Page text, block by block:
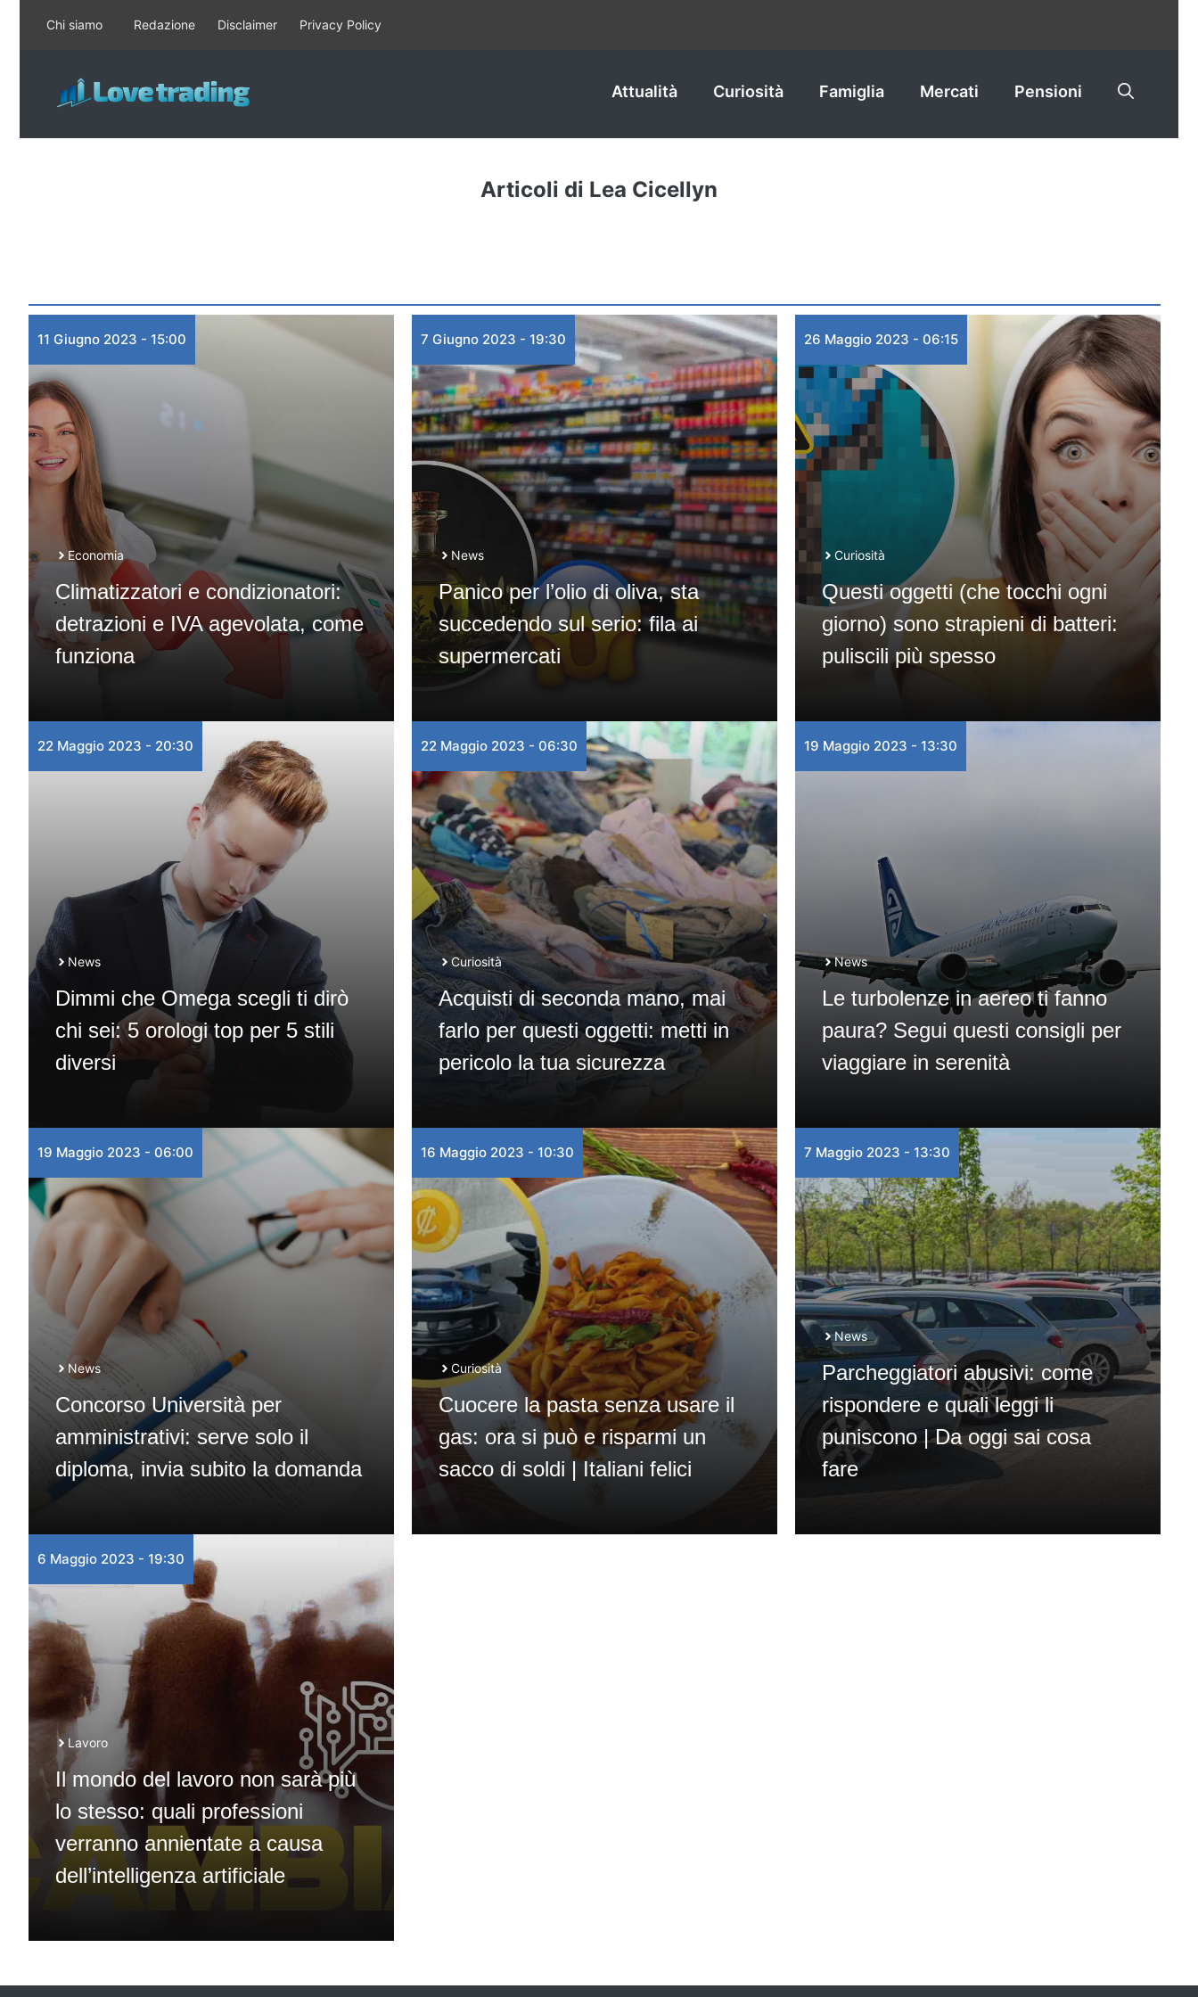
contenuto
Chi siamo Redazione Disclaimer Privacy Policy
Attualità Curiosità Famiglia Mercati Pensioni
Articoli di Lea Cicellyn
11 Giugno 2023 - 15:00
Economia
Climatizzatori e condizionatori:
detrazioni e IVA agevolata, come
funziona
7 Giugno 2023 - 19:30
News
Panico per l’olio di oliva, sta
succedendo sul serio: fila ai
supermercati
26 Maggio 2023 - 06:15
Curiosità
Questi oggetti (che tocchi ogni
giorno) sono strapieni di batteri:
puliscili più spesso
22 Maggio 2023 - 20:30
News
Dimmi che Omega scegli ti dirò
chi sei: 5 orologi top per 5 stili
diversi
22 Maggio 2023 - 06:30
Curiosità
Acquisti di seconda mano, mai
farlo per questi oggetti: metti in
pericolo la tua sicurezza
19 Maggio 2023 - 13:30
News
Le turbolenze in aereo ti fanno
paura? Segui questi consigli per
viaggiare in serenità
19 Maggio 2023 - 06:00
News
Concorso Università per
amministrativi: serve solo il
diploma, invia subito la domanda
16 Maggio 2023 - 10:30
Curiosità
Cuocere la pasta senza usare il
gas: ora si può e risparmi un
sacco di soldi | Italiani felici
7 Maggio 2023 - 13:30
News
Parcheggiatori abusivi: come
rispondere e quali leggi li
puniscono | Da oggi sai cosa
fare
6 Maggio 2023 - 19:30
Lavoro
Il mondo del lavoro non sarà più
lo stesso: quali professioni
verranno annientate a causa
dell’intelligenza artificiale